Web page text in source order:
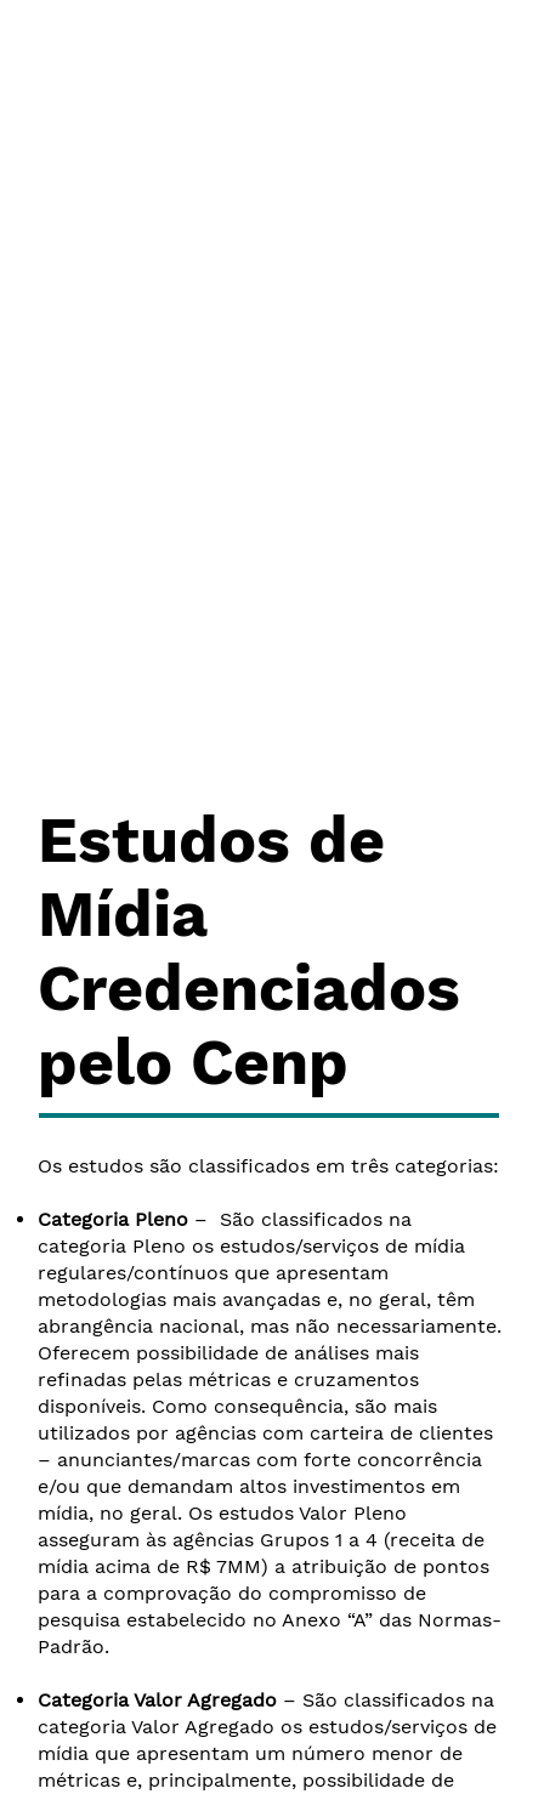
Estudos de
Mídia
Credenciados
pelo Cenp
Os estudos são classificados em três categorias:
Categoria Pleno – São classificados na
categoria Pleno os estudos/serviços de mídia
regulares/contínuos que apresentam
metodologias mais avançadas e, no geral, têm
abrangência nacional, mas não necessariamente.
Oferecem possibilidade de análises mais
refinadas pelas métricas e cruzamentos
disponíveis. Como consequência, são mais
utilizados por agências com carteira de clientes
– anunciantes/marcas com forte concorrência
e/ou que demandam altos investimentos em
mídia, no geral. Os estudos Valor Pleno
asseguram às agências Grupos 1 a 4 (receita de
mídia acima de R$ 7MM) a atribuição de pontos
para a comprovação do compromisso de
pesquisa estabelecido no Anexo “A” das Normas-
Padrão.
Categoria Valor Agregado – São classificados na
categoria Valor Agregado os estudos/serviços de
mídia que apresentam um número menor de
métricas e, principalmente, possibilidade de